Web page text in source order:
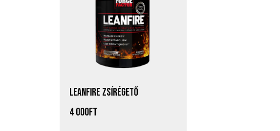
LEANFIRE ZSÍRÉGETŐ
4 000Ft